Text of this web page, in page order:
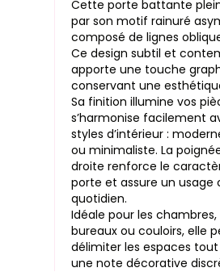
Cetteporte battante
par sonmotif rainuré
composé de lignes
Ce design subtil et
apporte une touche
conservant une
Sa finitionillumine vos
s’harmonise facilement
styles d’intérieur :
ou minimaliste. La
droite renforce le
porte et assure un usage
quotidien.
Idéale pour les chambres,
bureaux ou couloirs, elle
délimiter les espaces
une note décorative